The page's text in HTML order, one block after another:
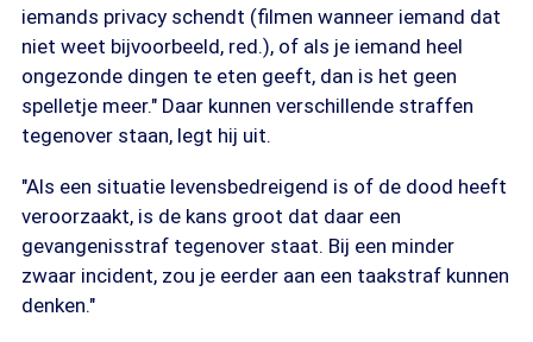
iemands privacy schendt (filmen wanneer iemand dat
niet weet bijvoorbeeld, red.), of als je iemand heel
ongezonde dingen te eten geeft, dan is het geen
spelletje meer." Daar kunnen verschillende straffen
tegenover staan, legt hij uit.
"Als een situatie levensbedreigend is of de dood heeft
veroorzaakt, is de kans groot dat daar een
gevangenisstraf tegenover staat. Bij een minder
zwaar incident, zou je eerder aan een taakstraf kunnen
denken."